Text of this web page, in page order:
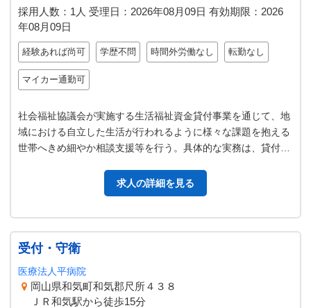
採用人数：1人 受理日： 2026年08月09日 有効期限： 2026
年08月09日
経験あれば尚可 学歴不問 時間外労働なし 転勤なし
マイカー通勤可
社会福祉協議会が実施する生活福祉資金貸付事業を通じて、地
域における自立した生活が行われるように様々な課題を抱える
世帯へきめ細やか相談支援等を行う。具体的な実務は、貸付業
求人の詳細を見る
受付・守衛
医療法人平病院
岡山県和気町和気郡尺所４３８
ＪＲ和気駅から徒歩15分